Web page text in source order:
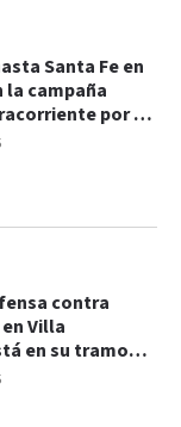
Santa Fe en
la campaña
por el
contra
Villa
en su tramo